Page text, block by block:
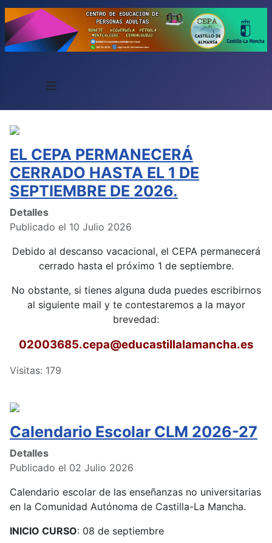
≡
EL CEPA PERMANECERÁ
CERRADO HASTA EL 1 DE
SEPTIEMBRE DE 2026.
Detalles
Publicado el 10 Julio 2026
Debido al descanso vacacional, el CEPA permanecerá
cerrado hasta el próximo 1 de septiembre.
No obstante, si tienes alguna duda puedes escribirnos
al siguiente mail y te contestaremos a la mayor
brevedad:
02003685.cepa@educastillalamancha.es
Visitas: 179
Calendario Escolar CLM 2026-27
Detalles
Publicado el 02 Julio 2026
Calendario escolar de las enseñanzas no universitarias
en la Comunidad Autónoma de Castilla-La Mancha.
INICIO CURSO: 08 de septiembre